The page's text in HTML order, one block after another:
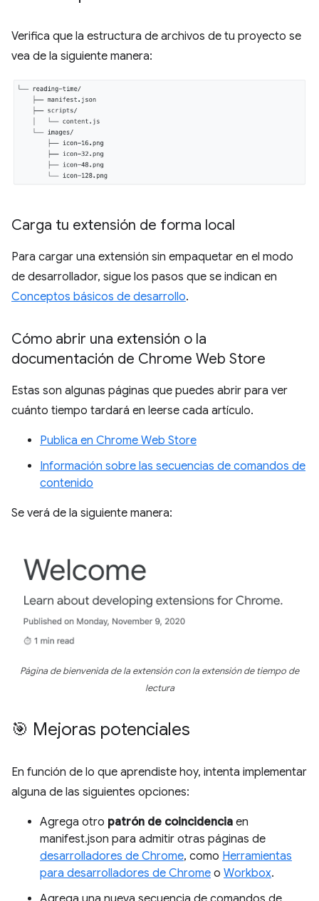
Verifica que la estructura de archivos de tu proyecto se
vea de la siguiente manera:
Carga tu extensión de forma local
Para cargar una extensión sin empaquetar en el modo
de desarrollador, sigue los pasos que se indican en
Conceptos básicos de desarrollo.
Cómo abrir una extensión o la
documentación de Chrome Web Store
Estas son algunas páginas que puedes abrir para ver
cuánto tiempo tardará en leerse cada artículo.
Publica en Chrome Web Store
Información sobre las secuencias de comandos de
contenido
Se verá de la siguiente manera:
Página de bienvenida de la extensión con la extensión de tiempo de
lectura
🎯 Mejoras potenciales
En función de lo que aprendiste hoy, intenta implementar
alguna de las siguientes opciones:
Agrega otro patrón de coincidencia en
manifest.json para admitir otras páginas de
desarrolladores de Chrome, como Herramientas
para desarrolladores de Chrome o Workbox.